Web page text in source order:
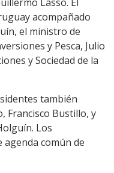
acompañado
el ministro de
y Pesca, Julio
y Sociedad de la
también
Francisco Bustillo, y
Los
común de